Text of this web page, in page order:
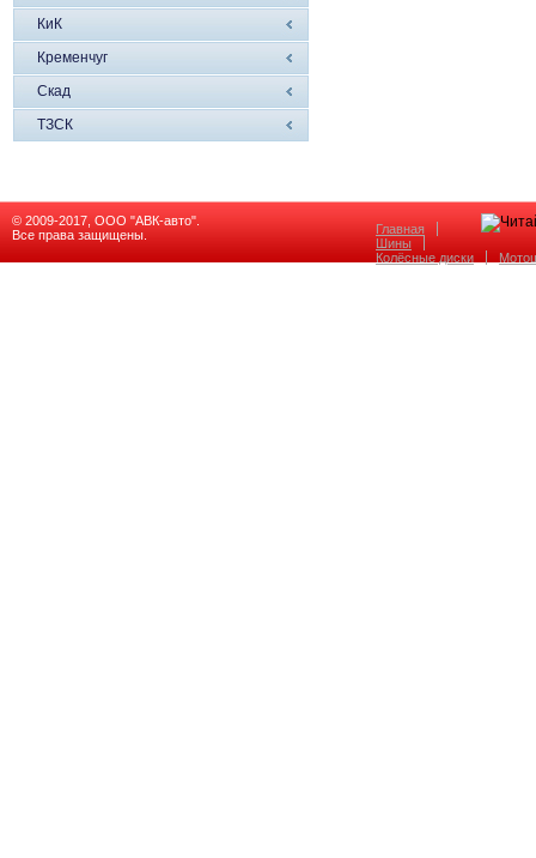
КиК
Кременчуг
Скад
ТЗСК
© 2009-2017, ООО "АВК-авто".
Все права защищены.
Главная
Шины
Колёсные диски